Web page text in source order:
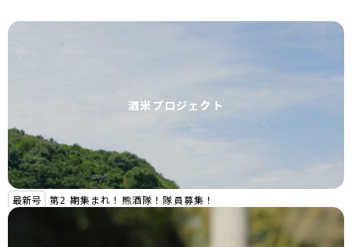
酒米プロジェクト
最新号 第2 期集まれ！熊酒隊！隊員募集！